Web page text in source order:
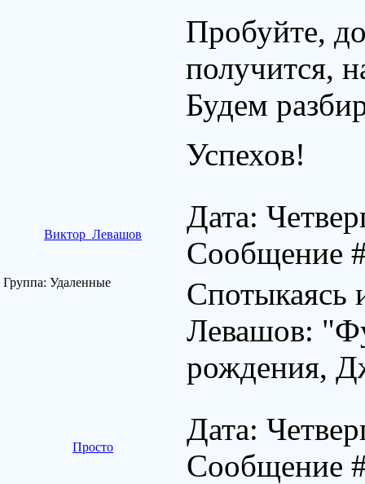
Пробуйте,
получится,
Будем
Успехов!
Виктор_Левашов
Дата:
Сообщение
Группа: Удаленные
Спотыкаясь
Левашов:
рождения,
Просто
Дата:
Сообщение